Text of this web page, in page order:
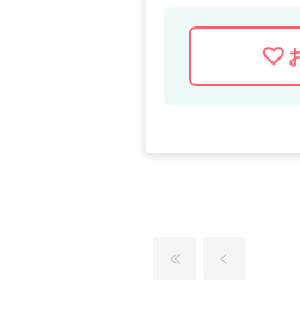
合せ下さい。